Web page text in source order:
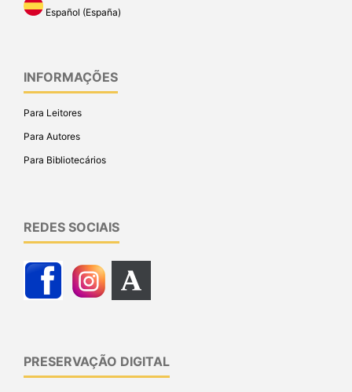
Español (España)
INFORMAÇÕES
Para Leitores
Para Autores
Para Bibliotecários
REDES SOCIAIS
PRESERVAÇÃO DIGITAL